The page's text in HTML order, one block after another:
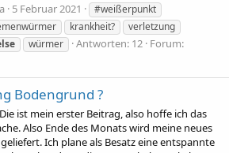
5 Februar 2021
#weißerpunkt
krankheit?
verletzung
würmer Antworten: 12 Forum:
Bodengrund ?
ist mein erster Beitrag, also hoffe ich das
Also Ende des Monats wird meine neues
Ich plane als Besatz eine entspannte